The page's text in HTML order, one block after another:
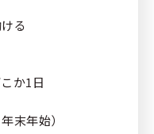
る
か1日
末年始）